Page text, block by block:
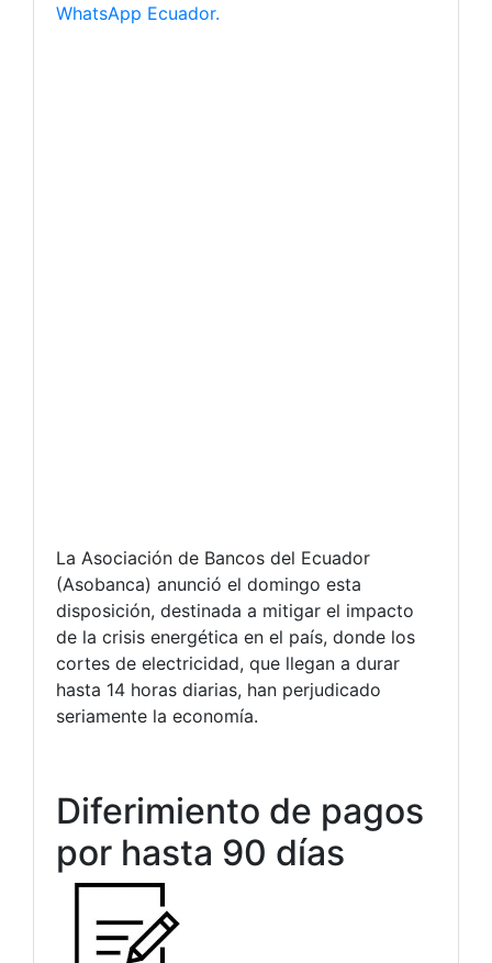
WhatsApp Ecuador.
La Asociación de Bancos del Ecuador
(Asobanca) anunció el domingo esta
disposición, destinada a mitigar el impacto
de la crisis energética en el país, donde los
cortes de electricidad, que llegan a durar
hasta 14 horas diarias, han perjudicado
seriamente la economía.
Diferimiento de pagos
por hasta 90 días